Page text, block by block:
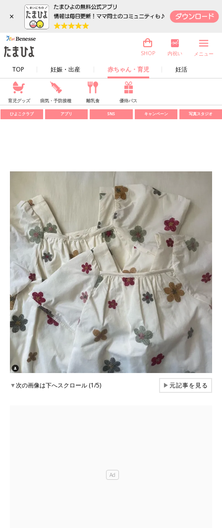
×
TOP 妊娠・出産 赤ちゃん・育児 妊活
SHOP 内祝い メニュー
育児グッズ 病気・予防接種 離乳食 優待パス
ひよこクラブ アプリ SNS キャンペーン 写真スタジオ
▼次の画像は下へスクロール (1/5) ▶元記事を見る